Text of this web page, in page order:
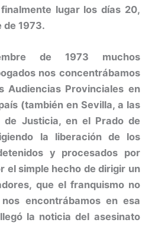
lugar los días 20,
de 1973.
de 1973 muchos
nos concentrábamos
Audiencias Provinciales en
(también en Sevilla, a las
de Justicia, en el Prado de
la liberación de los
y procesados por
el simple hecho de dirigir un
que el franquismo no
encontrábamos en esa
la noticia del asesinato